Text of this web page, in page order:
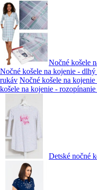
Nočné košele
Nočné košele na kojenie -
rukáv Nočné košele na
košele na kojenie - rozopínanie
Detské nočné